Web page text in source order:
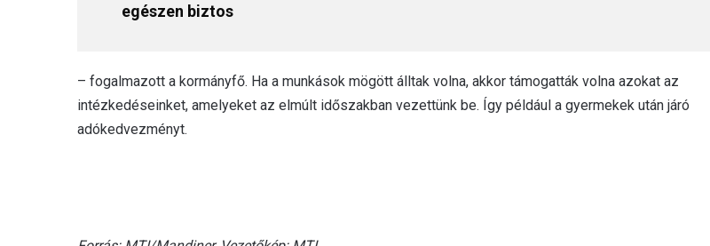
egészen biztos
– fogalmazott a kormányfő. Ha a munkások mögött álltak volna, akkor támogatták volna azokat az
intézkedéseinket, amelyeket az elmúlt időszakban vezettünk be. Így például a gyermekek után járó
adókedvezményt.